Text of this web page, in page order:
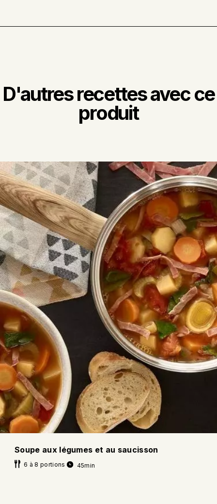
D'autres recettes avec ce
produit
Soupe aux légumes et au saucisson
6 à 8 portions 45min